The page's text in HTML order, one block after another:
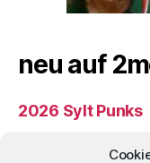
neu auf
2026 Sylt Punks
Herbert Tobias